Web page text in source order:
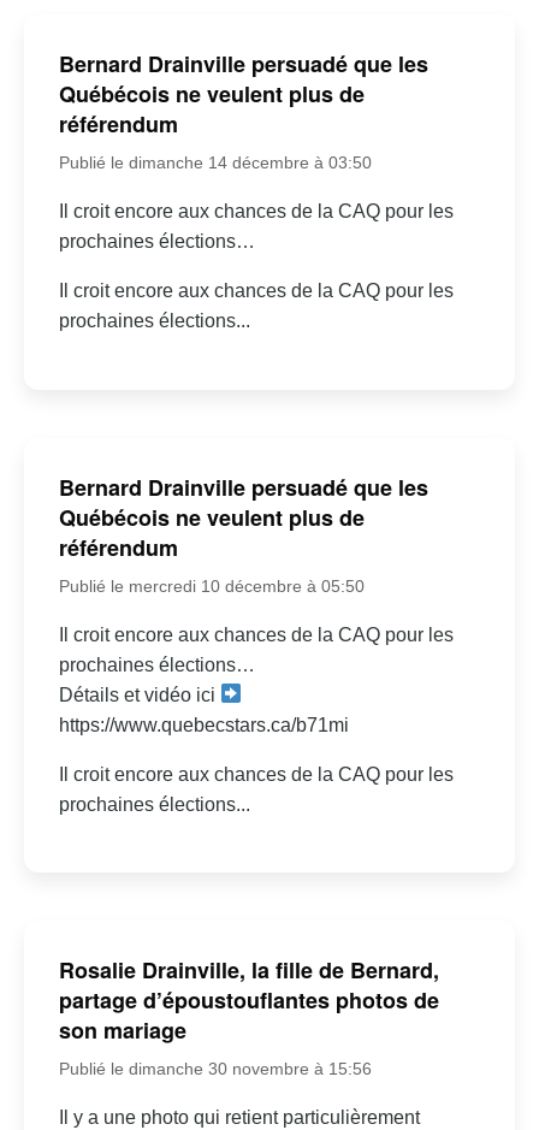
Bernard Drainville persuadé que les
Québécois ne veulent plus de
référendum
Publié le dimanche 14 décembre à 03:50
Il croit encore aux chances de la CAQ pour les
prochaines élections…
Il croit encore aux chances de la CAQ pour les
prochaines élections...
Bernard Drainville persuadé que les
Québécois ne veulent plus de
référendum
Publié le mercredi 10 décembre à 05:50
Il croit encore aux chances de la CAQ pour les
prochaines élections…
Détails et vidéo ici
https://www.quebecstars.ca/b71mi
Il croit encore aux chances de la CAQ pour les
prochaines élections...
Rosalie Drainville, la fille de Bernard,
partage d’époustouflantes photos de
son mariage
Publié le dimanche 30 novembre à 15:56
Il y a une photo qui retient particulièrement